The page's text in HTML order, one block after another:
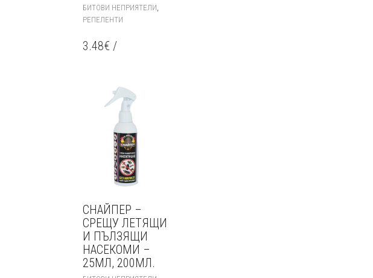
БИТОВИ НЕПРИЯТЕЛИ
РЕПЕЛЕНТИ
3.48€ /
СНАЙПЕР –
СРЕЩУ ЛЕТЯЩИ
И ПЪЛЗЯЩИ
НАСЕКОМИ –
25МЛ, 200МЛ.